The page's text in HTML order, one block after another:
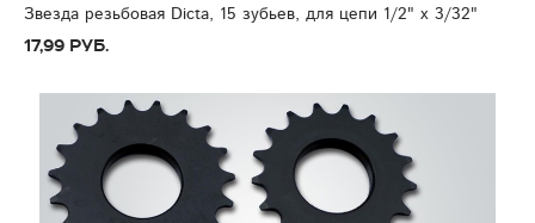
Звезда резьбовая Dicta, 15 зубьев, для цепи 1/2" x 3/32"
17,99 руб.